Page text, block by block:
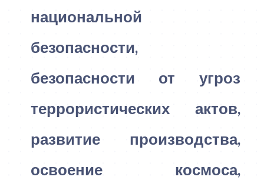
национальной
безопасности,
безопасности от угроз
террористических актов,
развитие производства,
освоение космоса,